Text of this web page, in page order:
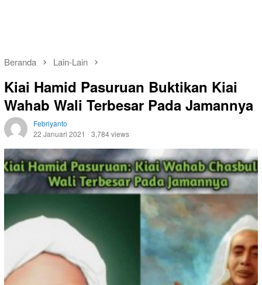
Beranda Lain-Lain
Kiai Hamid Pasuruan Buktikan Kiai
Wahab Wali Terbesar Pada Jamannya
Febriyanto
22 Januari 2021
3,784 views